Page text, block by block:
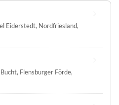
Eiderstedt, Nordfriesland,
, Flensburger Förde,